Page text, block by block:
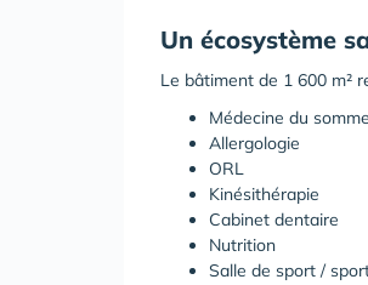
Un écosystème
Le bâtiment de 1 600 m²
Médecine du
Allergologie
ORL
Kinésithérapie
Cabinet dentaire
Nutrition
Salle de sport /